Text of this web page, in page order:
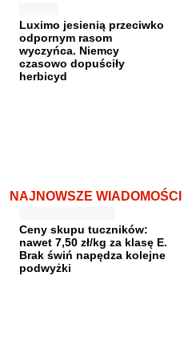
Luximo jesienią przeciwko
odpornym rasom
wyczyńca. Niemcy
czasowo dopuściły
herbicyd
NAJNOWSZE WIADOMOŚCI
Ceny skupu tuczników:
nawet 7,50 zł/kg za klasę E.
Brak świń napędza kolejne
podwyżki